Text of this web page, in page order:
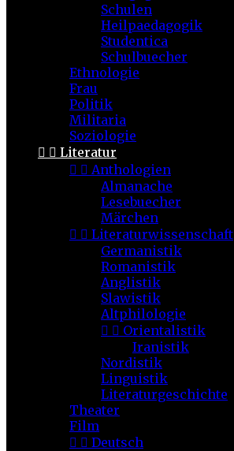
Schulen
Heilpaedagogik
Studentica
Schulbuecher
Ethnologie
Frau
Politik
Militaria
Soziologie
  Literatur
  Anthologien
Almanache
Lesebuecher
Märchen
  Literaturwissenschaft
Germanistik
Romanistik
Anglistik
Slawistik
Altphilologie
  Orientalistik
Iranistik
Nordistik
Linguistik
Literaturgeschichte
Theater
Film
  Deutsch